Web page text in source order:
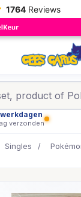
1764 Reviews
verzonden
Singles /